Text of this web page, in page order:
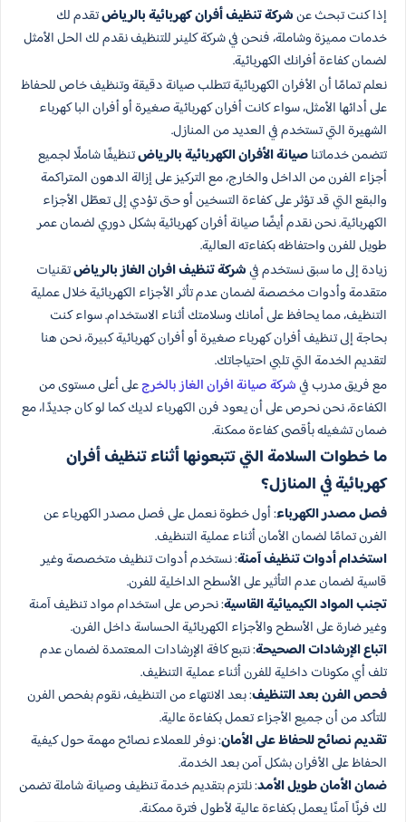
إذا كنت تبحث عنشركة تنظيف أفران كهربائية بالرياضتقدم لك
خدمات مميزة وشاملة، فنحن في شركة كلينر للتنظيف نقدم لك الحل الأمثل
لضمان كفاءة أفرانك الكهربائية.
نعلم تمامًا أن الأفران الكهربائية تتطلب صيانة دقيقة وتنظيف خاص للحفاظ
على أدائها الأمثل، سواء كانت أفران كهربائية صغيرة أو أفران البا كهرباء
الشهيرة التي تستخدم في العديد من المنازل.
تتضمن خدماتناصيانة الأفران الكهربائية بالرياضتنظيفًا شاملًا لجميع
أجزاء الفرن من الداخل والخارج، مع التركيز على إزالة الدهون المتراكمة
والبقع التي قد تؤثر على كفاءة التسخين أو حتى تؤدي إلى تعطّل الأجزاء
الكهربائية. نحن نقدم أيضًا صيانة أفران كهربائية بشكل دوري لضمان عمر
طويل للفرن واحتفاظه بكفاءته العالية.
زيادة إلى ما سبق نستخدم فيشركة تنظيف افران الغاز بالرياضتقنيات
متقدمة وأدوات مخصصة لضمان عدم تأثر الأجزاء الكهربائية خلال عملية
التنظيف، مما يحافظ على أمانك وسلامتك أثناء الاستخدام. سواء كنت
بحاجة إلى تنظيف أفران كهرباء صغيرة أو أفران كهربائية كبيرة، نحن هنا
لتقديم الخدمة التي تلبي احتياجاتك.
مع فريق مدرب فيشركة صيانة افران الغاز بالخرجعلى أعلى مستوى من
الكفاءة، نحن نحرص على أن يعود فرن الكهرباء لديك كما لو كان جديدًا، مع
ضمان تشغيله بأقصى كفاءة ممكنة.
ما خطوات السلامة التي تتبعونها أثناء تنظيف أفران
كهربائية في المنازل؟
فصل مصدر الكهرباء: أول خطوة نعمل على فصل مصدر الكهرباء عن
الفرن تمامًا لضمان الأمان أثناء عملية التنظيف.
استخدام أدوات تنظيف آمنة: نستخدم أدوات تنظيف متخصصة وغير
قاسية لضمان عدم التأثير على الأسطح الداخلية للفرن.
تجنب المواد الكيميائية القاسية: نحرص على استخدام مواد تنظيف آمنة
وغير ضارة على الأسطح والأجزاء الكهربائية الحساسة داخل الفرن.
اتباع الإرشادات الصحيحة: نتبع كافة الإرشادات المعتمدة لضمان عدم
تلف أي مكونات داخلية للفرن أثناء عملية التنظيف.
فحص الفرن بعد التنظيف: بعد الانتهاء من التنظيف، نقوم بفحص الفرن
للتأكد من أن جميع الأجزاء تعمل بكفاءة عالية.
تقديم نصائح للحفاظ على الأمان: نوفر للعملاء نصائح مهمة حول كيفية
الحفاظ على الأفران بشكل آمن بعد الخدمة.
ضمان الأمان طويل الأمد: نلتزم بتقديم خدمة تنظيف وصيانة شاملة تضمن
لك فرنًا آمنًا يعمل بكفاءة عالية لأطول فترة ممكنة.